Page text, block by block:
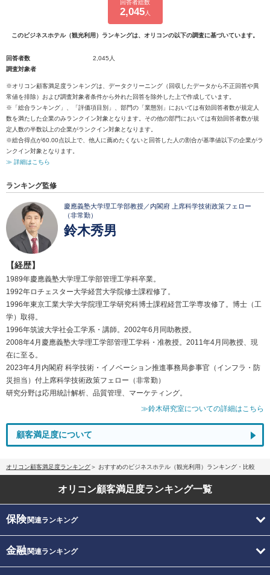
回答者総数
2,045人
このビジネスホテル（観光利用）ランキングは、オリコンの以下の調査に基づいています。
回答者数
2,045人
調査対象者
※オリコン顧客満足度ランキングは、データクリーニング（回収したデータから不正回答や異
常値を排除）および調査対象者条件から外れた回答を除外した上で作成しています。
※「総合ランキング」、「評価項目別」、部門の「業態別」においては有効回答者数が規定人
数を満たした企業のみランクイン対象となります。その他の部門においては有効回答者数が規
定人数の半数以上の企業がランクイン対象となります。
※総合得点が60.00点以上で、他人に薦めたくないと回答した人の割合が基準値以下の企業がラ
ンクイン対象となります。
≫ 詳細はこちら
ランキング監修
慶應義塾大学理工学部教授／内閣府 上席科学技術政策フェロー
（非常勤）
鈴木秀男
【経歴】
1989年慶應義塾大学理工学部管理工学科卒業。
1992年ロチェスター大学経営大学院修士課程修了。
1996年東京工業大学大学院理工学研究科博士課程経営工学専攻修了。博士（工
学）取得。
1996年筑波大学社会工学系・講師。2002年6月同助教授。
2008年4月慶應義塾大学理工学部管理工学科・准教授。2011年4月同教授、現
在に至る。
2023年4月内閣府 科学技術・イノベーション推進事務局参事官（インフラ・防
災担当）付上席科学技術政策フェロー（非常勤）
研究分野は応用統計解析、品質管理、マーケティング。
≫鈴木研究室についての詳細はこちら
顧客満足度について
オリコン顧客満足度ランキング おすすめのビジネスホテル（観光利用）ランキング・比較
オリコン顧客満足度ランキング一覧
保険関連ランキング
金融関連ランキング